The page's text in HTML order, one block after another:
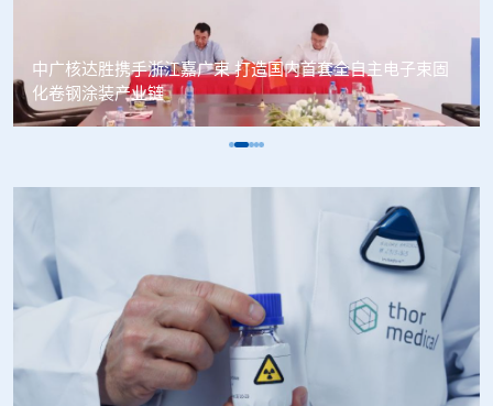
塞内加尔寻求利用核能提升农业生产力